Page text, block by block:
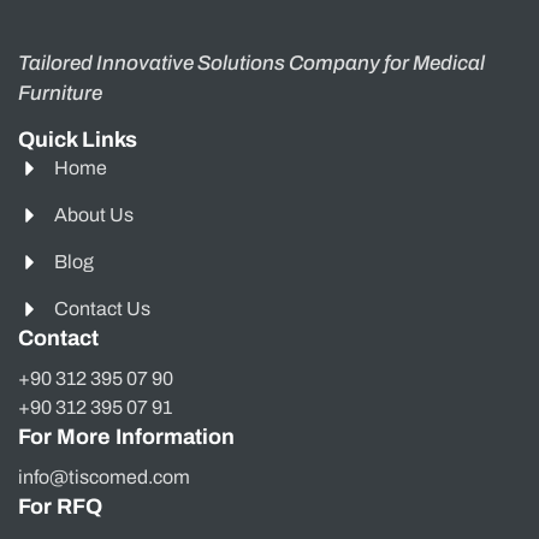
Tailored Innovative Solutions Company for Medical
Furniture
Quick Links
Home
About Us
Blog
Contact Us
Contact
+90 312 395 07 90
+90 312 395 07 91
For More Information
info@tiscomed.com
For RFQ